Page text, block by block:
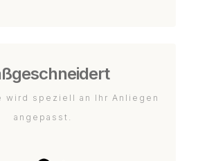
wird speziell an Ihr Anliegen
angepasst.